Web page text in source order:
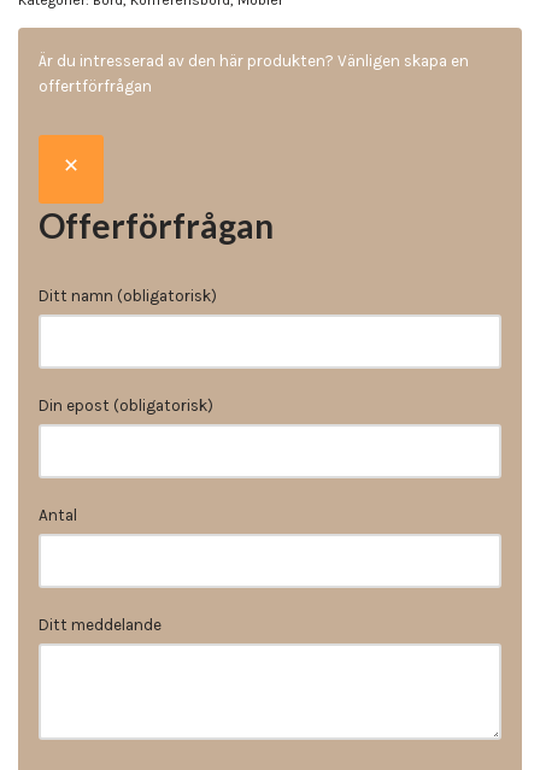
Är du intresserad av den här produkten? Vänligen skapa en
offertförfrågan
Offerförfrågan
Ditt namn (obligatorisk)
Din epost (obligatorisk)
Antal
Ditt meddelande